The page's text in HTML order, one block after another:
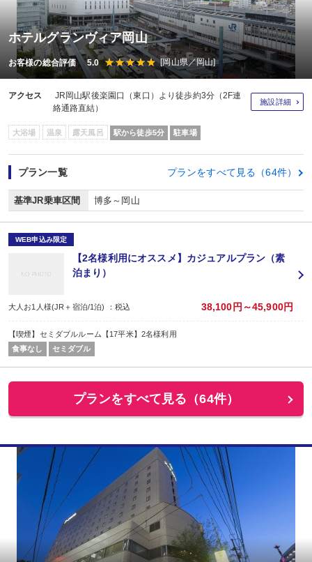
ホテルグランヴィア岡山
お客様の総合評価 5.0 [岡山県／岡山]
アクセス
JR岡山駅後楽園口（東口）より徒歩約3分（2F連
絡通路直結）
施設詳細
大浴場 温泉 露天風呂 駅から徒歩5分 駐車場
プラン一覧 プランをすべて見る（64件）
基準JR乗車区間 博多～岡山
WEB申込み限定
【2名様利用にオススメ】カジュアルプラン（素
泊まり）
大人お1人様(JR＋宿泊/1泊) ：税込 38,100円～45,900円
【喫煙】セミダブルルーム【17平米】2名様利用
食事なし
セミダブル
プランをすべて見る（64件）